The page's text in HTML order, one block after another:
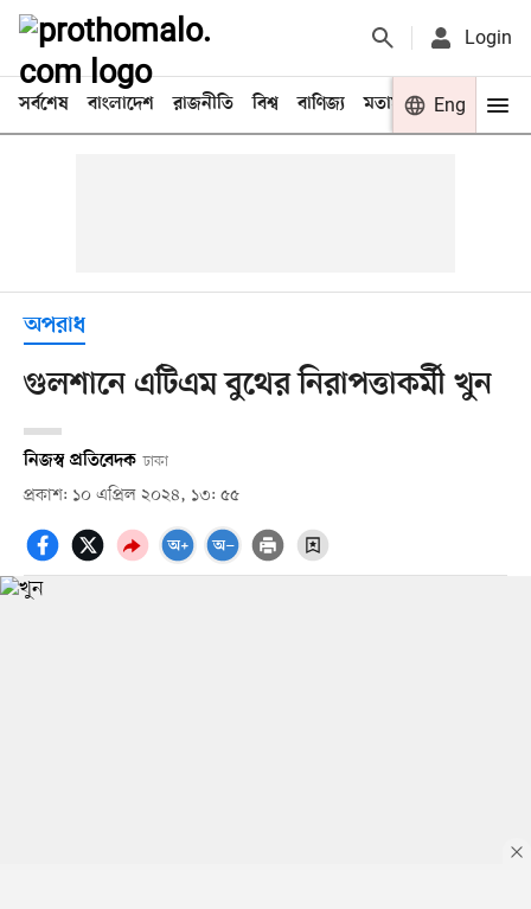
Login
সর্বশেষ বাংলাদেশ রাজনীতি বিশ্ব বাণিজ্য মতামত খেলা
Eng
অপরাধ
গুলশানে এটিএম বুথের নিরাপত্তাকর্মী খুন
নিজস্ব প্রতিবেদক ঢাকা
প্রকাশ: ১০ এপ্রিল ২০২৪, ১৩: ৫৫